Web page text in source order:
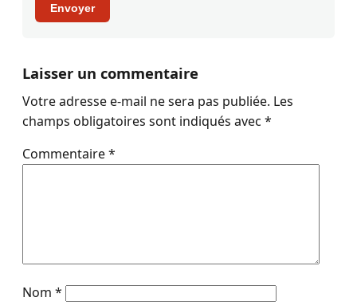
Envoyer
Laisser un commentaire
Votre adresse e-mail ne sera pas publiée. Les
champs obligatoires sont indiqués avec *
Commentaire*
Nom *